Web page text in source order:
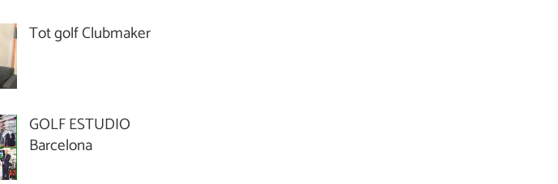
Tot golf Clubmaker
GOLF ESTUDIO
Barcelona